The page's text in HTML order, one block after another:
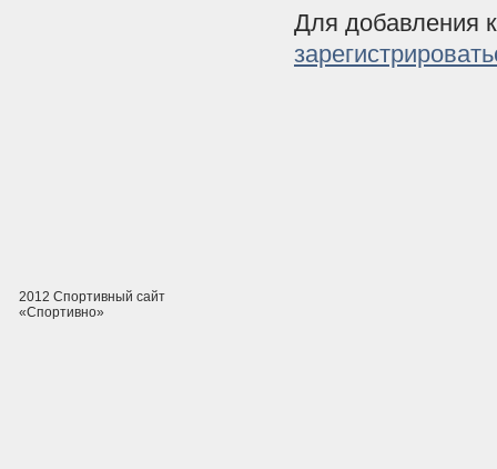
Для добавления
2012 Спортивный сайт
«Спортивно»